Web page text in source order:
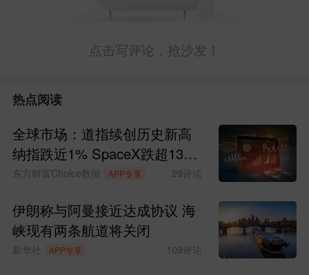
模型（文本、多模态），将AI能力集成到
应用的门槛和成本，是算力基础设施走
向“水电煤”式公共服务的关键一步，直接
利好整个AI算力产业链。
3. 资本风向：伯克希尔历史性建仓谷歌，
巨头押注AI未来
“股神”巴菲特旗下的伯克希尔·哈撒韦公司
点击写评论，抢沙发！
热点阅读
全球市场：道指续创历史新高
纳指跌近1% SpaceX跌超13%
现货黄金涨超4%
东方财富Choice数据 APP专享 29评论
伊朗称与阿曼接近达成协议 海
峡现有两条航道将关闭
新华社 APP专享 109评论